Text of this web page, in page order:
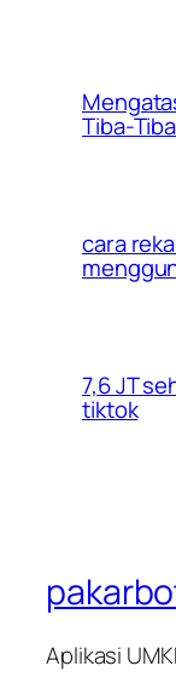
Tiba-
cara
7,6 JT
tiktok
Aplikasi